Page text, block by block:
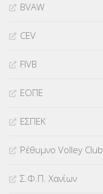
BVAW
CEV
FIVB
ΕΟΠΕ
ΕΣΠΕΚ
Ρέθυμνο Volley Club
Σ.Φ.Π. Χανίων